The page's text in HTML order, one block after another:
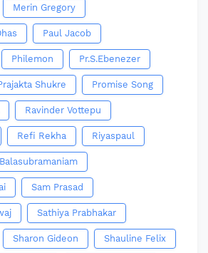
Merin Gregory
Paul Jacob
Philemon Pr.S.Ebenezer
Shukre Promise Song
Ravinder Vottepu
Refi Rekha Riyaspaul
Balasubramaniam
Sam Prasad
Sathiya Prabhakar
Sharon Gideon Shauline Felix